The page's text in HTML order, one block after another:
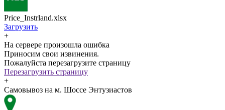
Price_Instrland.xlsx
Загрузить
+
На сервере произошла ошибка
Приносим свои извинения.
Пожалуйста перезагрузите страницу
Перезагрузить страницу
+
Самовывоз на м. Шоссе Энтузиастов